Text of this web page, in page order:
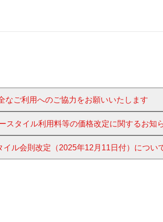
なご利用へのご協力をお願いいたします
スタイル利用料等の価格改定に関するお知
イル会則改定（2025年12月11日付）につい